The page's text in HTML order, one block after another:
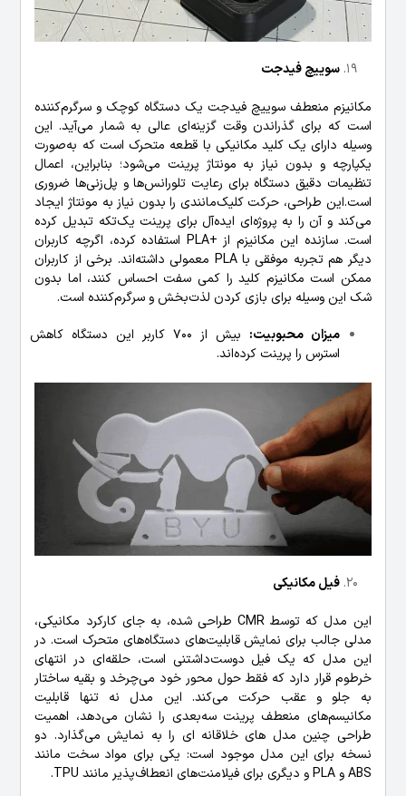
سوییچ فیدجت
مکانیزم منعطف سوییچ فیدجت یک دستگاه کوچک و سرگرم‌کننده
است که برای گذراندن وقت گزینه‌ای عالی به شمار می‌آید. این
وسیله دارای یک کلید مکانیکی با قطعه متحرک است که به‌صورت
یکپارچه و بدون نیاز به مونتاژ پرینت می‌شود؛ بنابراین، اعمال
تنظیمات دقیق دستگاه برای رعایت تلورانس‌ها و پل‌زنی‌ها ضروری
است.این طراحی، حرکت کلیک‌مانندی را بدون نیاز به مونتاژ ایجاد
می‌کند و آن را به پروژه‌ای ایده‌آل برای پرینت یک‌تکه تبدیل کرده
است. سازنده این مکانیزم از +PLA استفاده کرده، اگرچه کاربران
دیگر هم تجربه موفقی با PLA معمولی داشته‌اند. برخی از کاربران
ممکن است مکانیزم کلید را کمی سفت احساس کنند، اما بدون
شک این وسیله برای بازی کردن لذت‌بخش و سرگرم‌کننده است.
میزان محبوبیت:
بیش از 700 کاربر این دستگاه کاهش
استرس را پرینت کرده‌اند.
فیل مکانیکی
این مدل که توسط CMR طراحی شده، به جای کارکرد مکانیکی،
مدلی جالب برای نمایش قابلیت‌های دستگاه‌های متحرک است. در
این مدل که یک فیل دوست‌داشتنی است، حلقه‌ای در انتهای
خرطوم قرار دارد که فقط حول محور خود می‌چرخد و بقیه ساختار
به جلو و عقب حرکت می‌کند. این مدل نه تنها قابلیت‌
مکانیسم‌های منعطف پرینت سه‌بعدی را نشان می‌دهد، اهمیت
طراحی چنین مدل های خلاقانه ای را به نمایش می‌گذارد. دو
نسخه برای این مدل موجود است: یکی برای مواد سخت مانند
ABS و PLA و دیگری برای فیلامنت‌های انعطاف‌پذیر مانند TPU.